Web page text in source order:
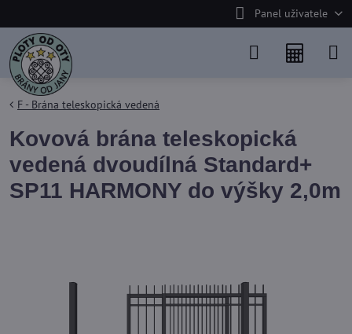
Panel uživatele
F - Brána teleskopická vedená
Kovová brána teleskopická
vedená dvoudílná Standard+
SP11 HARMONY do výšky 2,0m